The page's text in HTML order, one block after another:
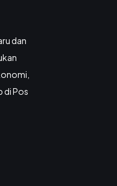
dan
di Pos